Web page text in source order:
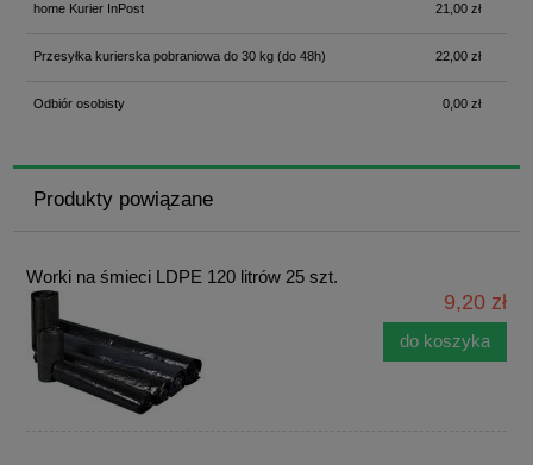
home Kurier InPost 21,00 zł
Przesyłka kurierska pobraniowa do 30 kg(do 48h) 22,00 zł
Odbiór osobisty 0,00 zł
Produkty powiązane
Worki na śmieci LDPE 120 litrów 25 szt.
9,20 zł
do koszyka